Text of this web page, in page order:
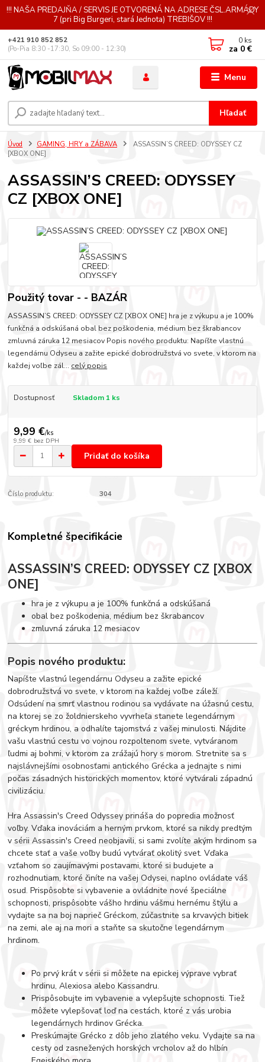
!!! NAŠA PREDAJŇA / SERVIS JE OTVORENÁ NA ADRESE ČSL.ARMÁDY
7 (pri Big Burgeri, stará Jednota) TREBIŠOV !!!
Menu
Hľadať
+421 910 852 852
(Po-Pia 8:30 -17:30, So 09:00 - 12:30)
0 ks
za 0 €
Úvod GAMING, HRY a ZÁBAVA
ASSASSIN’S CREED: ODYSSEY CZ
[XBOX ONE]
ASSASSIN’S CREED: ODYSSEY
CZ [XBOX ONE]
Použitý tovar - - BAZÁR
ASSASSIN’S CREED: ODYSSEY CZ [XBOX ONE] hra je z výkupu a je 100%
funkčná a odskúšaná obal bez poškodenia, médium bez škrabancov
zmluvná záruka 12 mesiacov Popis nového produktu: Napíšte vlastnú
legendárnu Odyseu a zažite epické dobrodružstvá vo svete, v ktorom na
každej voľbe zál... celý popis
Dostupnosť Skladom 1 ks
9,99 €/ks
9,99 € bez DPH
Pridať do košíka
Číslo produktu: 304
Kompletné špecifikácie
ASSASSIN’S CREED: ODYSSEY CZ [XBOX
ONE]
hra je z výkupu a je 100% funkčná a odskúšaná
obal bez poškodenia, médium bez škrabancov
zmluvná záruka 12 mesiacov
Popis nového produktu:
Napíšte vlastnú legendárnu Odyseu a zažite epické
dobrodružstvá vo svete, v ktorom na každej voľbe záleží.
Odsúdení na smrť vlastnou rodinou sa vydávate na úžasnú cestu,
na ktorej se zo žoldnierskeho vyvrheľa stanete legendárnym
gréckym hrdinou, a odhalíte tajomstvá z vašej minulosti. Nájdite
vašu vlastnú cestu vo vojnou rozpoltenom svete, vytváranom
ľudmi aj bohmi, v ktorom za zrážajú hory s morom. Stretnite sa s
najslávnejšími osobnosťami antického Grécka a jednajte s nimi
počas zásadných historických momentov, ktoré vytvárali západnú
civilizáciu.
Hra Assassin's Creed Odyssey prináša do popredia možnosť
voľby. Vďaka inováciám a herným prvkom, ktoré sa nikdy predtým
v sérii Assassin's Creed neobjavili, si sami zvolíte akým hrdinom sa
chcete stať a vaše voľby budú vytvárať okolitý svet. Vďaka
vzťahom so zaujímavými postavami, ktoré si budujete a
rozhodnutiam, ktoré činíte na vašej Odysei, naplno ovládate váš
osud. Prispôsobte si vybavenie a ovládnite nové špeciálne
schopnosti, prispôsobte vášho hrdinu vášmu hernému štýlu a
vydajte sa na boj naprieč Gréckom, zúčastnite sa krvavých bitiek
na zemi, ale aj na mori a staňte sa skutočne legendárnym
hrdinom.
Po prvý krát v sérii si môžete na epickej výprave vybrať
hrdinu, Alexiosa alebo Kassandru.
Prispôsobujte im vybavenie a vylepšujte schopnosti. Tiež
môžete vylepšovať loď na cestách, ktoré z vás urobia
legendárnych hrdinov Grécka.
Preskúmajte Grécko z dôb jeho zlatého veku. Vydajte sa na
cesty od zasnežených horských vrcholov až do hlbín